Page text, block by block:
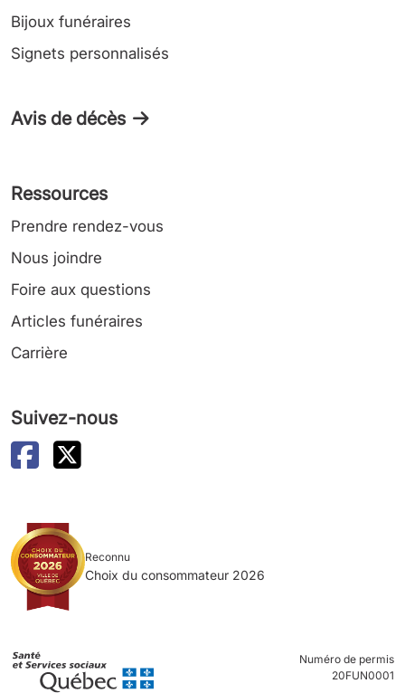
Bijoux funéraires
Signets personnalisés
Avis de décès
Ressources
Prendre rendez-vous
Nous joindre
Foire aux questions
Articles funéraires
Carrière
Suivez-nous
Reconnu
Choix du consommateur 2026
Numéro de permis
20FUN0001